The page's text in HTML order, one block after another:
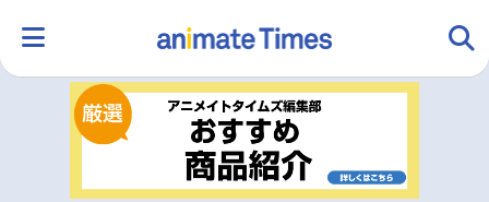
ランキング アニメ